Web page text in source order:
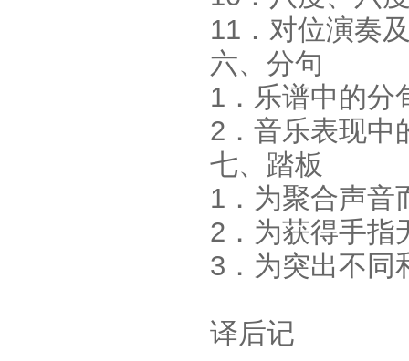
11．对位演奏
六、分句
1．乐谱中的分
2．音乐表现中
七、踏板
1．为聚合声音
2．为获得手指
3．为突出不同
译后记